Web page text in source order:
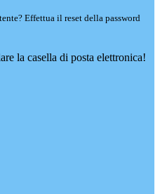
Effettua il reset della password
la casella di posta elettronica!